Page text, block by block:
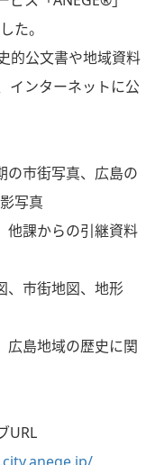
た。
的公文書や地域資料
インターネットに公
街写真、広島の
写真
からの引継資料
市街地図、地形
島地域の歴史に関
URL